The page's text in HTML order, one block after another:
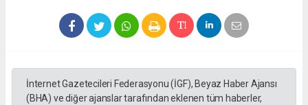
İnternet Gazetecileri Federasyonu (İGF), Beyaz Haber Ajansı
(BHA) ve diğer ajanslar tarafından eklenen tüm haberler,